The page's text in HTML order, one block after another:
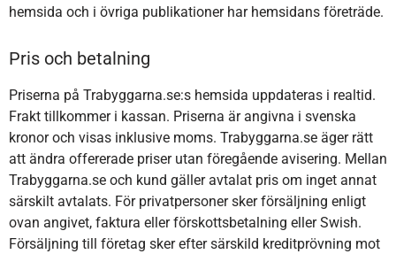
hemsida och i övriga publikationer har hemsidans företräde.
Pris och betalning
Priserna på Trabyggarna.se:s hemsida uppdateras i realtid.
Frakt tillkommer i kassan. Priserna är angivna i svenska
kronor och visas inklusive moms. Trabyggarna.se äger rätt
att ändra offererade priser utan föregående avisering. Mellan
Trabyggarna.se och kund gäller avtalat pris om inget annat
särskilt avtalats. För privatpersoner sker försäljning enligt
ovan angivet, faktura eller förskottsbetalning eller Swish.
Försäljning till företag sker efter särskild kreditprövning mot